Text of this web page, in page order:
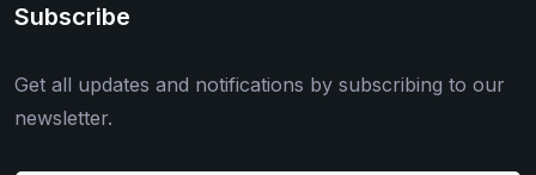
Subscribe
Get all updates and notifications by subscribing to our
newsletter.